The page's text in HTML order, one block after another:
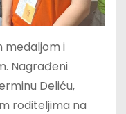
medaljom i
Nagrađeni
Deliću,
roditeljima na